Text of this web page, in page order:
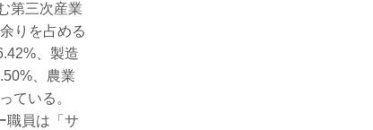
第三次産業
りを占める
、製造
、農業
ている。
職員は「サ